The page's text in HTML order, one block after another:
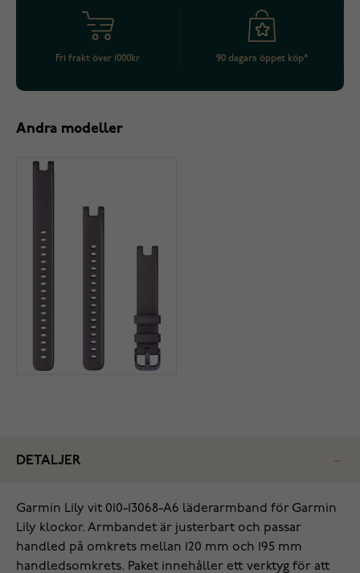
Fri frakt över 1000kr 90 dagars öppet köp*
Andra modeller
DETALJER
Garmin Lily vit 010-13068-A6 läderarmband för Garmin
Lily klockor. Armbandet är justerbart och passar
handled på omkrets mellan 120 mm och 195 mm
handledsomkrets. Paket innehåller ett verktyg för att